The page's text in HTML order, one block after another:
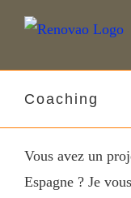
Skip
Coaching
Vous avez un
Espagne ? Je